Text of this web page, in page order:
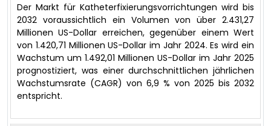
Der Markt für Katheterfixierungsvorrichtungen wird bis
2032 voraussichtlich ein Volumen von über 2.431,27
Millionen US-Dollar erreichen, gegenüber einem Wert
von 1.420,71 Millionen US-Dollar im Jahr 2024. Es wird ein
Wachstum um 1.492,01 Millionen US-Dollar im Jahr 2025
prognostiziert, was einer durchschnittlichen jährlichen
Wachstumsrate (CAGR) von 6,9 % von 2025 bis 2032
entspricht.